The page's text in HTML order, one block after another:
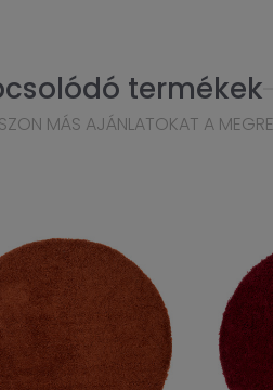
termékek
MÁS AJÁNLATOKAT A